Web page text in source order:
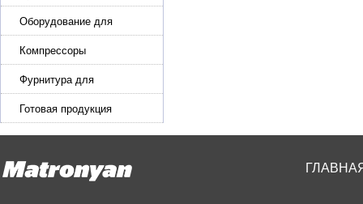
машины для кожи, обуви
Оборудование для
производства и резки
эластичной ленты и стропы
Компрессоры
Фурнитура для
производства ремней
Готовая продукция